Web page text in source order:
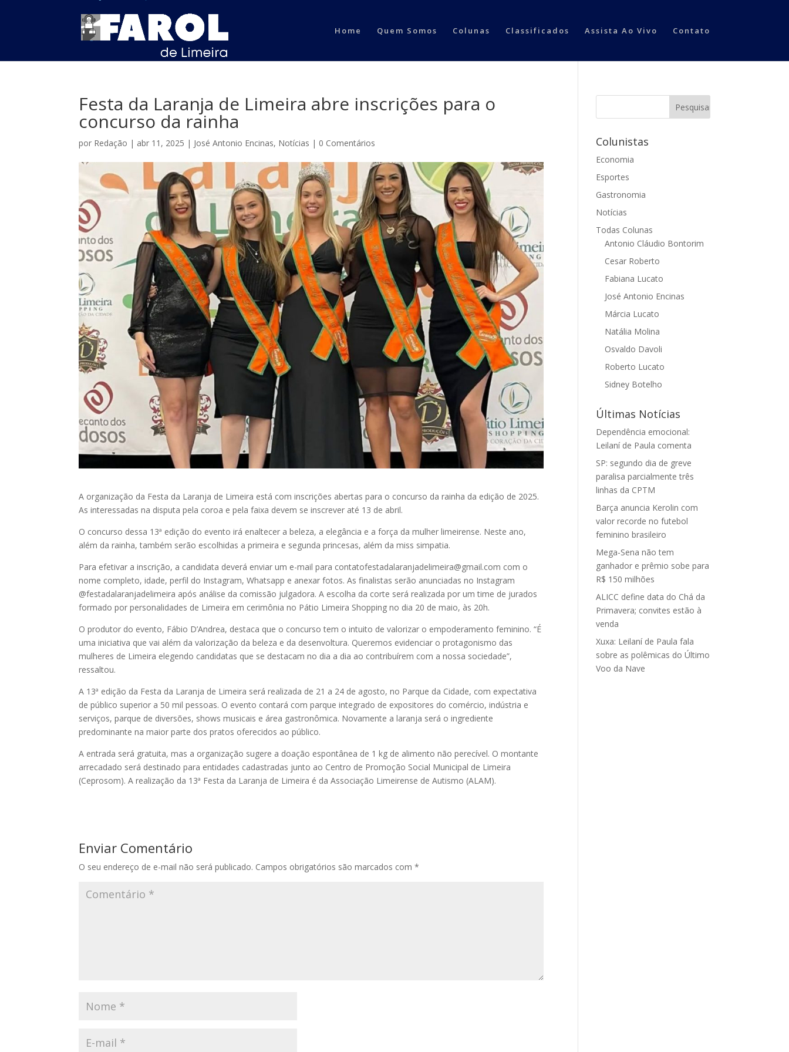
Home Quem Somos Colunas Classificados Assista Ao Vivo Contato
Festa da Laranja de Limeira abre inscrições para o
concurso da rainha
por Redação | abr 11, 2025 | José Antonio Encinas, Notícias | 0 Comentários
A organização da Festa da Laranja de Limeira está com inscrições abertas para o concurso da rainha da edição de 2025.
As interessadas na disputa pela coroa e pela faixa devem se inscrever até 13 de abril.
O concurso dessa 13ª edição do evento irá enaltecer a beleza, a elegância e a força da mulher limeirense. Neste ano,
além da rainha, também serão escolhidas a primeira e segunda princesas, além da miss simpatia.
Para efetivar a inscrição, a candidata deverá enviar um e-mail para contatofestadalaranjadelimeira@gmail.com com o
nome completo, idade, perfil do Instagram, Whatsapp e anexar fotos. As finalistas serão anunciadas no Instagram
@festadalaranjadelimeira após análise da comissão julgadora. A escolha da corte será realizada por um time de jurados
formado por personalidades de Limeira em cerimônia no Pátio Limeira Shopping no dia 20 de maio, às 20h.
O produtor do evento, Fábio D’Andrea, destaca que o concurso tem o intuito de valorizar o empoderamento feminino. “É
uma iniciativa que vai além da valorização da beleza e da desenvoltura. Queremos evidenciar o protagonismo das
mulheres de Limeira elegendo candidatas que se destacam no dia a dia ao contribuírem com a nossa sociedade”,
ressaltou.
A 13ª edição da Festa da Laranja de Limeira será realizada de 21 a 24 de agosto, no Parque da Cidade, com expectativa
de público superior a 50 mil pessoas. O evento contará com parque integrado de expositores do comércio, indústria e
serviços, parque de diversões, shows musicais e área gastronômica. Novamente a laranja será o ingrediente
predominante na maior parte dos pratos oferecidos ao público.
A entrada será gratuita, mas a organização sugere a doação espontânea de 1 kg de alimento não perecível. O montante
arrecadado será destinado para entidades cadastradas junto ao Centro de Promoção Social Municipal de Limeira
(Ceprosom). A realização da 13ª Festa da Laranja de Limeira é da Associação Limeirense de Autismo (ALAM).
Enviar Comentário
O seu endereço de e-mail não será publicado. Campos obrigatórios são marcados com*
Colunistas
Economia
Esportes
Gastronomia
Notícias
Todas Colunas
Antonio Cláudio Bontorim
Cesar Roberto
Fabiana Lucato
José Antonio Encinas
Márcia Lucato
Natália Molina
Osvaldo Davoli
Roberto Lucato
Sidney Botelho
Últimas Notícias
Dependência emocional:
Leilaní de Paula comenta
SP: segundo dia de greve
paralisa parcialmente três
linhas da CPTM
Barça anuncia Kerolin com
valor recorde no futebol
feminino brasileiro
Mega-Sena não tem
ganhador e prêmio sobe para
R$ 150 milhões
ALICC define data do Chá da
Primavera; convites estão à
venda
Xuxa: Leilaní de Paula fala
sobre as polêmicas do Último
Voo da Nave